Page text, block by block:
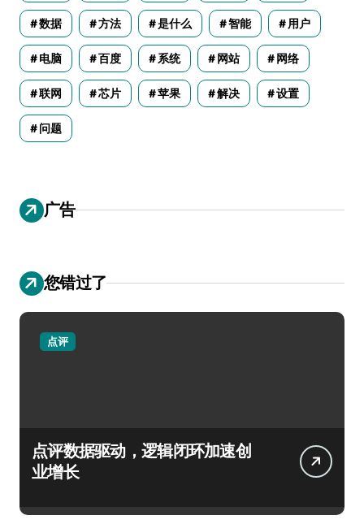
数据 方法 是什么 智能 用户
电脑 百度 系统 网站 网络
联网 芯片 苹果 解决 设置
问题
广告
您错过了
点评
点评数据驱动，逻辑闭环加速创
业增长